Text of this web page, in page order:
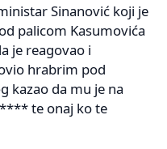
Sinanović koji je
palicom Kasumovića
je reagovao i
hrabrim pod
kazao da mu je na
te onaj ko te